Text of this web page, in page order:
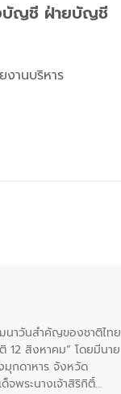
บัญชี ฝ่ายบัญชี
านบริหาร
นาวันสําคัญของชาติไทย
12 สิงหาคม” โดยมีนาย
มุกดาหาร จังหวัด
จพระนางเจ้าสิริกิติ์